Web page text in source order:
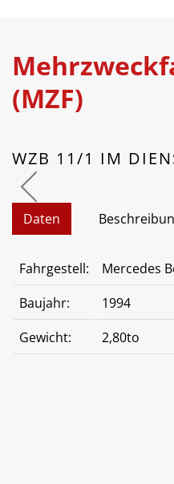
(MZF)
WZB 11/1 IM
Daten
Fahrgestell:
Mercedes
Baujahr:
1994
Gewicht:
2,80to